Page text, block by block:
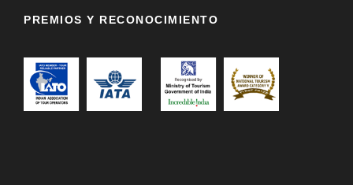
PREMIOS Y RECONOCIMIENTO